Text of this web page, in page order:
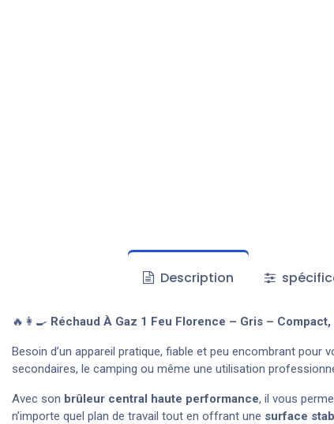
Description
🔥👩‍🍳 Réchaud À Gaz 1 Feu Florence – Gris –
Besoin d’un appareil pratique, fiable et peu encombrant pour
secondaires, le camping ou même une utilisation
Avec son brûleur central haute performance, il vous
n’importe quel plan de travail tout en offrant une surface